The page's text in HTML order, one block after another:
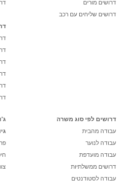
דרושים מורים
דרושים שליחים עם רכב
דרושים לפי סוג משרה
עבודה מהבית
עבודה לנוער
עבודה מועדפת
דרושים ממשלתיות
עבודה לסטודנטים